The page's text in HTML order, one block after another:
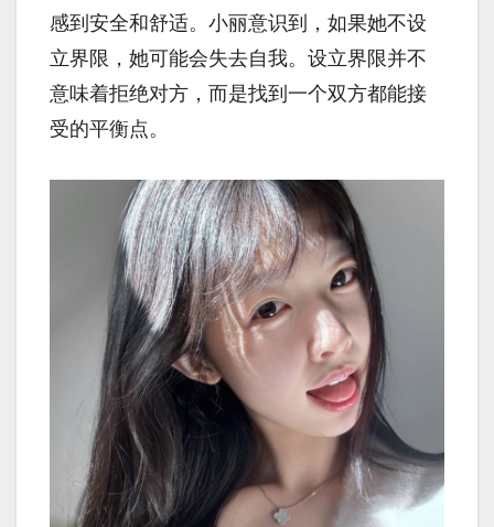
感到安全和舒适。小丽意识到，如果她不设
立界限，她可能会失去自我。设立界限并不
意味着拒绝对方，而是找到一个双方都能接
受的平衡点。